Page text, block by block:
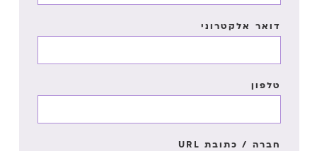
דואר אלקטרוני
טלפון
חברה / כתובת URL